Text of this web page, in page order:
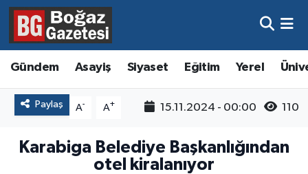
Gündem Asayiş Siyaset Eğitim Yerel
Paylaş A- A+ 15.11.2024 - 00:00 110
Karabiga Belediye Başkanlığından
otel kiralanıyor
Asayiş
Eğitim
Gündem
Hava Durumu
Trafik Durumu
Tüm Manşetler